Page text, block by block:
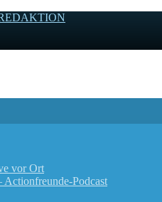
vor Ort
Actionfreunde-Podcast